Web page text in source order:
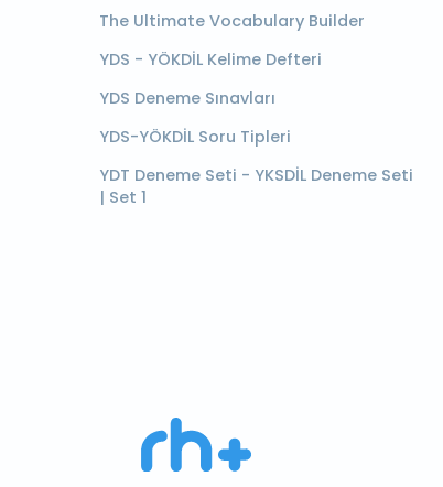
The Ultimate Vocabulary Builder
YDS - YÖKDİL Kelime Defteri
YDS Deneme Sınavları
YDS-YÖKDİL Soru Tipleri
YDT Deneme Seti - YKSDİL Deneme Seti
| Set 1